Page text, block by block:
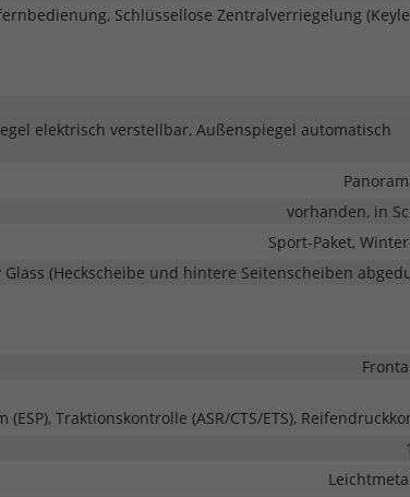
Schlüssellose Zentralverriegelung
elektrisch verstellbar, Außenspiegel automatisch
vorhanden, in
Sport-Paket,
Glass (Heckscheibe und hintere Seitenscheiben
Traktionskontrolle (ASR/CTS/ETS),